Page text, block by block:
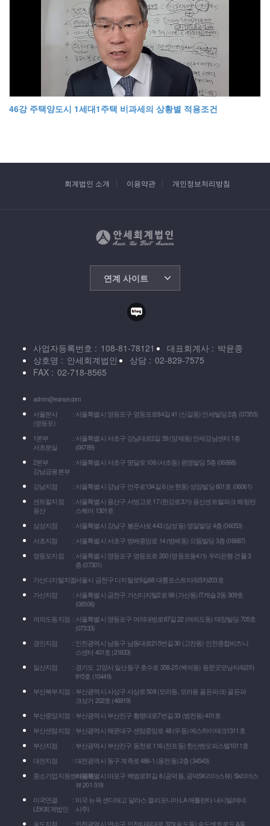
46강 주택양도시 1세대1주택 비과세의 상황별 적용조건
회계법인 소개 이용약관 개인정보처리방침
연계 사이트
사업자등록번호 108-81-78121 대표회계사
박윤종
상호명
안세회계법인 상담
02-829-7575
FAX
02-718-8565
admin@eanse.com
서울본사
(영등포)
서울특별시 영등포구 영등포로84길 41 (신길동) 안세빌딩 2층 (07355)
1본부
서초분실
서울특별시 서초구 강남대로2길 59 (양재동) 안세강남센터 1층
(06789)
2본부
강남금융본부
서울특별시 서초구 명달로 106 (서초동) 원영빌딩 5층 (06668)
강남지점
서울특별시 강남구 언주로134길 6 (논현동) 성암빌딩 601호 (06061)
센트럴지점
용산
서울특별시 용산구 서빙고로 17 (한강로3가) 용산센트럴파크 해링턴
스퀘어 1301호
삼성지점
서울특별시 강남구 봉은사로 443 (삼성동) 영일빌딩 4층 (06053)
서초지점
서울특별시 서초구 방배중앙로 14 (방배동) 으뜸빌딩 3층 (06687)
영등포지점
서울특별시 영등포구 영등포로 200 (영등포동4가) 우리은행 건물 3
층 (07301)
가산디지털지점서울시 금천구 디지털로9길68 대륭포스트타워5차203호
가산지점
서울특별시 금천구 가산디지털2로 98 (가산동) IT캐슬 2동 309호
(08506)
여의도동지점
서울특별시 영등포구 여의대방로67길 22 (여의도동) 태양빌딩 705호
(07333)
경인지점
인천광역시 남동구 남동대로215번길 30 (고잔동) 인천종합비즈니
스센터 401호 (21633)
일산지점
경기도 고양시 일산동구 호수로 358-25 (백석동) 동문굿모닝타워2차
915호 (10449)
부산북부지점
부산광역시 사상구 사상로 508 (모라동, 모라동 골든파크) 골든파
크상가 202호 (46919)
부산중앙지점
부산광역시 부산진구 황령대로7번길 33 (범천동) 401호
부산센텀지점
부산광역시 해운대구 센텀중앙로 48 (우동) 에스하이테크1311호
부산지점
부산광역시 부산진구 동천로 116 (전포동) 한신밴오피스텔1011호
대전지점
대전광역시 동구 계족로 486-1 (용전동) 2층 (34543)
중소기업지원센타마포서울특별시 마포구 백범로31길 8 (공덕동, 공덕SK리더스뷰) Sk리더스
뷰 201-518
미국연결
LEK회계법인
미국 뉴욕 샌디애고 달라스 캘리포니아 LA 애틀란타 내시빌(테네
시주)
송도지점
인천광역시 연수구 인천타워대로 323(송도동) 송도센트로드 A동